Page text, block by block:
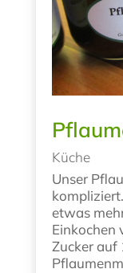
Küche
Unser
etwas
Einkochen
Zucker auf